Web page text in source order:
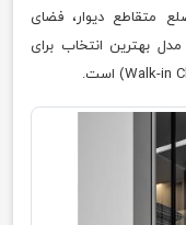
متقاطع دیوار، فضای
بهترین انتخاب برای